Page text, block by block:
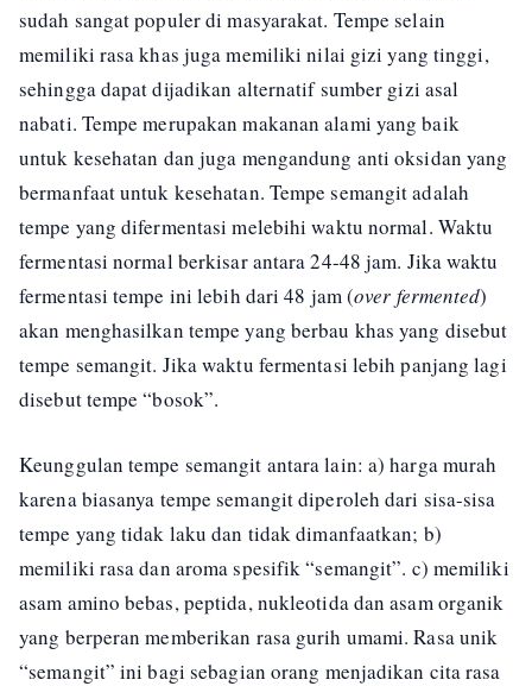
sudah sangat populer di masyarakat. Tempe selain
memiliki rasa khas juga memiliki nilai gizi yang tinggi,
sehingga dapat dijadikan alternatif sumber gizi asal
nabati. Tempe merupakan makanan alami yang baik
untuk kesehatan dan juga mengandung anti oksidan yang
bermanfaat untuk kesehatan. Tempe semangit adalah
tempe yang difermentasi melebihi waktu normal. Waktu
fermentasi normal berkisar antara 24-48 jam. Jika waktu
fermentasi tempe ini lebih dari 48 jam (over fermented)
akan menghasilkan tempe yang berbau khas yang disebut
tempe semangit. Jika waktu fermentasi lebih panjang lagi
disebut tempe “bosok”.
Keunggulan tempe semangit antara lain: a) harga murah
karena biasanya tempe semangit diperoleh dari sisa-sisa
tempe yang tidak laku dan tidak dimanfaatkan; b)
memiliki rasa dan aroma spesifik “semangit”. c) memiliki
asam amino bebas, peptida, nukleotida dan asam organik
yang berperan memberikan rasa gurih umami. Rasa unik
“semangit” ini bagi sebagian orang menjadikan cita rasa